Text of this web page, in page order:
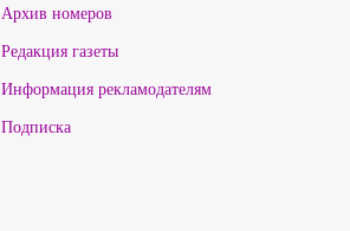
Архив номеров
Редакция газеты
Информация рекламодателям
Подписка